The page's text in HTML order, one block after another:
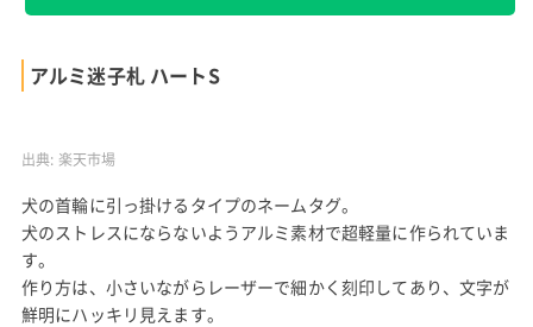
アルミ迷子札 ハートS
出典: 楽天市場
犬の首輪に引っ掛けるタイプのネームタグ。
犬のストレスにならないようアルミ素材で超軽量に作られていま
す。
作り方は、小さいながらレーザーで細かく刻印してあり、文字が
鮮明にハッキリ見えます。